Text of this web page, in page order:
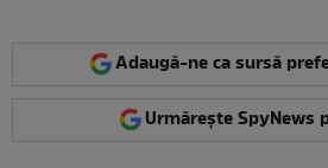
Adaugă-ne ca sursă
Urmărește SpyNews